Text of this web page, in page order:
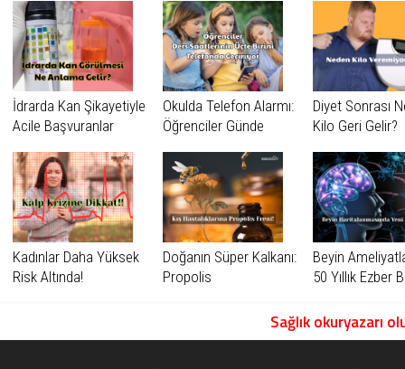
İdrarda Kan Şikayetiyle
Acile Başvuranlar
Okulda Telefon Alarmı:
Öğrenciler Günde
Telefonunu Kontrol
Ediyor
Diyet Sonrası
Kilo Geri Gelir?
Kadınlar Daha Yüksek
Risk Altında!
Doğanın Süper Kalkanı:
Propolis
Beyin
50 Yıllık Ezber
Sağlık okuryazarı